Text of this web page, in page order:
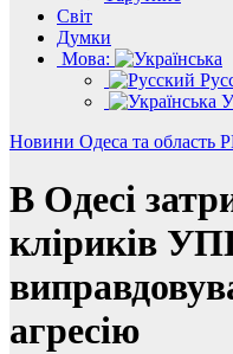
Світ
Думки
Мова:
Новини Одеса та область
В Одесі
кліриків
агресію